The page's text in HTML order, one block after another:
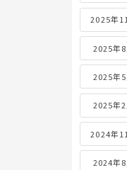
2025年
2025年8
2025年5
2025年2
2024年
2024年8